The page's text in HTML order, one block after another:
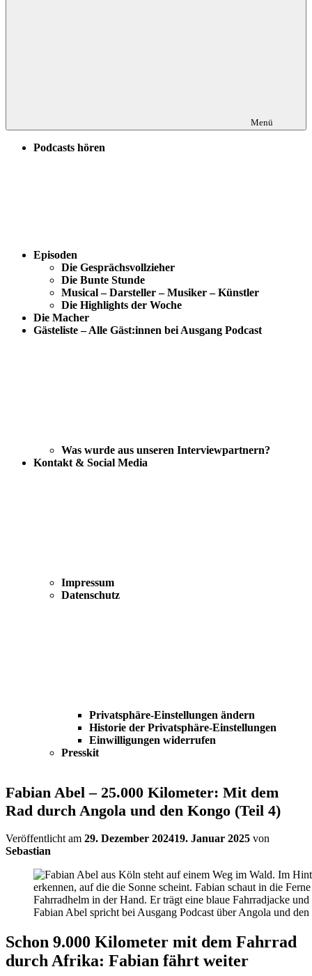
Menü
Podcasts hören
Episoden
Die Gesprächsvollzieher
Die Bunte Stunde
Musical – Darsteller – Musiker – Künstler
Die Highlights der Woche
Die Macher
Gästeliste – Alle Gäst:innen bei Ausgang Podcast
Was wurde aus unseren Interviewpartnern?
Kontakt & Social Media
Impressum
Datenschutz
Privatsphäre-Einstellungen ändern
Historie der Privatsphäre-Einstellungen
Einwilligungen widerrufen
Presskit
Fabian Abel – 25.000 Kilometer: Mit dem
Rad durch Angola und den Kongo (Teil 4)
Veröffentlicht am 29. Dezember 202419. Januar 2025 von
Sebastian
Fabian Abel spricht bei Ausgang Podcast über Angola und
Schon 9.000 Kilometer mit dem Fahrrad
durch Afrika: Fabian fährt weiter